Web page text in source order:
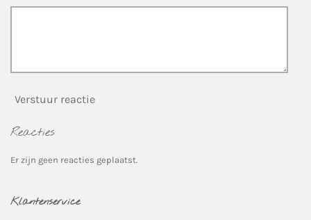
Verstuur reactie
Reacties
Er zijn geen reacties geplaatst.
Klantenservice